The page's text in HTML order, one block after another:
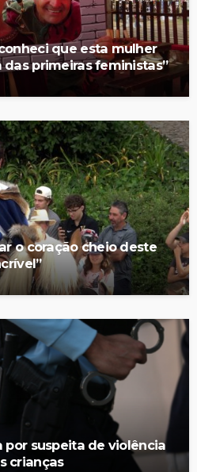
que esta mulher
primeiras feministas”
o coração cheio deste
por suspeita de violência
crianças